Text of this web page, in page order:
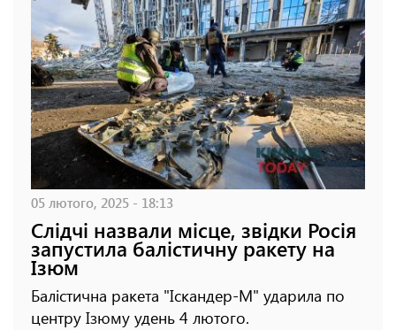
05 лютого, 2025 - 18:13
Слідчі назвали місце, звідки Росія
запустила балістичну ракету на
Ізюм
Балістична ракета "Іскандер-М" ударила по
центру Ізюму удень 4 лютого.